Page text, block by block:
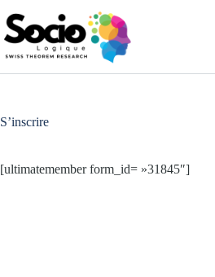
au
contenu
S’inscrire
[ultimatemember form_id= »31845″]